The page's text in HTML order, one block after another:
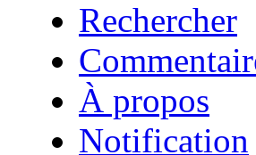
Rechercher
À propos
Notification